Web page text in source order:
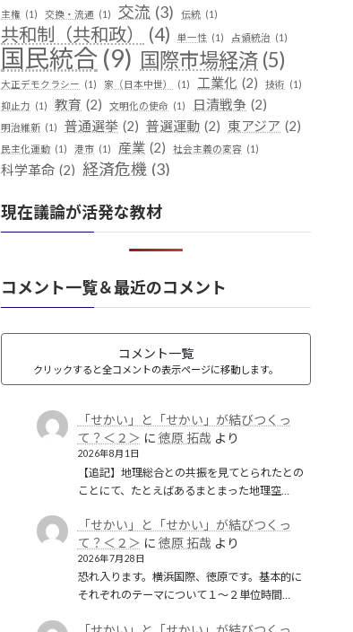
主権 (1) 交換・流通 (1) 交流 (3) 伝統 (1)
共和制（共和政） (4) 単一性 (1) 占領統治 (1)
国民統合 (9) 国際市場経済 (5)
大正デモクラシー (1) 家（日本中世） (1) 工業化 (2) 技術 (1)
抑止力 (1) 教育 (2) 文明化の使命 (1) 日清戦争 (2)
明治維新 (1) 普通選挙 (2) 普選運動 (2) 東アジア (2)
民主化運動 (1) 港市 (1) 産業 (2) 社会主義の変容 (1)
科学革命 (2) 経済危機 (3)
遊牧民 (1) 都市国家 (1) 開発 (1)
韓国併合 (2)
現在議論が活発な教材
コメント一覧＆最近のコメント
コメント一覧
クリックすると全コメントの表示ページに移動します。
「せかい」と「せかい」が結びつくっ
て？＜２＞ に 徳原 拓哉 より
2026年8月1日
【追記】地理総合との共振を見てとられたとの
ことにて、たとえばあるまとまった地理空…
「せかい」と「せかい」が結びつくっ
て？＜２＞ に 徳原 拓哉 より
2026年7月28日
恐れ入ります。横浜国際、徳原です。基本的に
それぞれのテーマについて１〜２単位時間…